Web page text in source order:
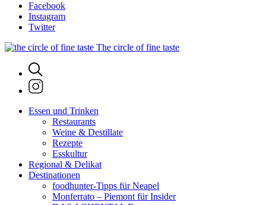
Facebook
Instagram
Twitter
The circle of fine taste
Essen und Trinken
Restaurants
Weine & Destillate
Rezepte
Esskultur
Regional & Delikat
Destinationen
foodhunter-Tipps für Neapel
Monferrato – Piemont für Insider